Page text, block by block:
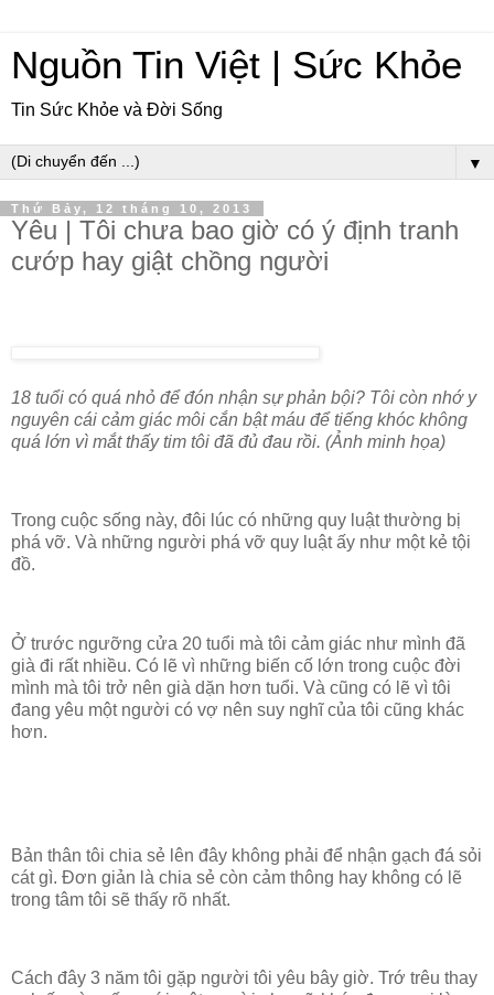
Nguồn Tin Việt | Sức Khỏe
Tin Sức Khỏe và Đời Sống
▼
Thứ Bảy, 12 tháng 10, 2013
Yêu | Tôi chưa bao giờ có ý định tranh
cướp hay giật chồng người
18 tuổi có quá nhỏ để đón nhận sự phản bội? Tôi còn nhớ y
nguyên cái cảm giác môi cắn bật máu để tiếng khóc không
quá lớn vì mắt thấy tim tôi đã đủ đau rồi. (Ảnh minh họa)
Trong cuộc sống này, đôi lúc có những quy luật thường bị
phá vỡ. Và những người phá vỡ quy luật ấy như một kẻ tội
đồ.
Ở trước ngưỡng cửa 20 tuổi mà tôi cảm giác như mình đã
già đi rất nhiều. Có lẽ vì những biến cố lớn trong cuộc đời
mình mà tôi trở nên già dặn hơn tuổi. Và cũng có lẽ vì tôi
đang yêu một người có vợ nên suy nghĩ của tôi cũng khác
hơn.
Bản thân tôi chia sẻ lên đây không phải để nhận gạch đá sỏi
cát gì. Đơn giản là chia sẻ còn cảm thông hay không có lẽ
trong tâm tôi sẽ thấy rõ nhất.
Cách đây 3 năm tôi gặp người tôi yêu bây giờ. Trớ trêu thay